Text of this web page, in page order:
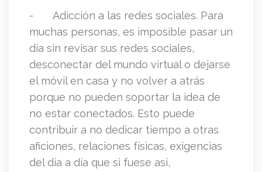
-
Adicción a las redes sociales. Para
muchas personas, es imposible pasar un
día sin revisar sus redes sociales,
desconectar del mundo virtual o dejarse
el móvil en casa y no volver a atrás
porque no pueden soportar la idea de
no estar conectados. Esto puede
contribuir a no dedicar tiempo a otras
aficiones, relaciones físicas, exigencias
del día a día que si fuese así,